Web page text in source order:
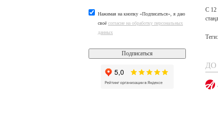
Нажимая на кнопку «Подписаться», я даю
своё согласие на обработку персональных
данных
Подписаться
С 12